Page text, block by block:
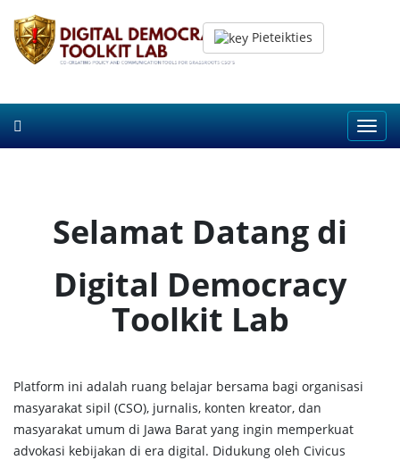
Pieteikties
Selamat Datang di
Digital Democracy
Toolkit Lab
Platform ini adalah ruang belajar bersama bagi organisasi
masyarakat sipil (CSO), jurnalis, konten kreator, dan
masyarakat umum di Jawa Barat yang ingin memperkuat
advokasi kebijakan di era digital. Didukung oleh Civicus